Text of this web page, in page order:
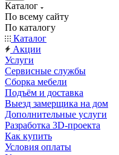
Каталог
По всему сайту
По каталогу
Каталог
Акции
Услуги
Сервисные службы
Сборка мебели
Подъём и доставка
Выезд замерщика на дом
Дополнительные услуги
Разработка 3D-проекта
Как купить
Условия оплаты